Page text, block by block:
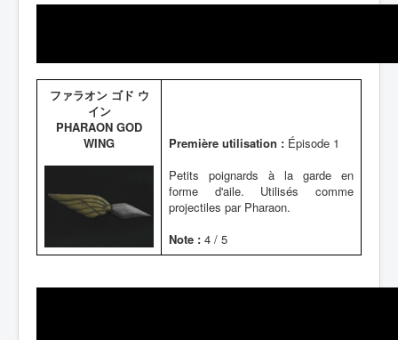
ファラオン ゴド ウ
イン
PHARAON GOD
WING
Première utilisation : Épisode 1
Petits poignards à la garde en
forme d'aile. Utilisés comme
projectiles par Pharaon.
Note : 4 / 5